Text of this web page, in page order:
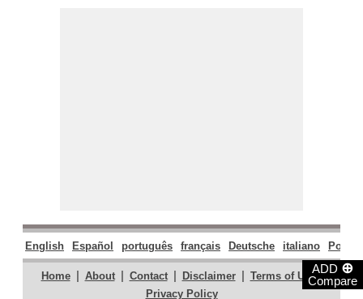
ADD ⊕
Compare
English Español português français Deutsche italiano
Home | About | Contact | Disclaimer | Terms of Use |
Privacy Policy